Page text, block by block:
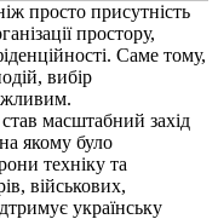
просто присутність
простору,
Саме тому,
вибір
масштабний захід
якому було
техніку та
військових,
українську